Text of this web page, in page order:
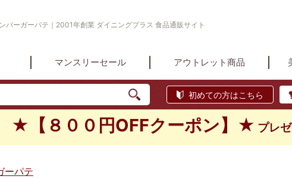
バーガーパテ｜2001年創業 ダイニングプラス 食品通販サイト
マンスリーセール アウトレット商品
初めての方はこちら
★【８００円OFFクーポン】★ プレ
ーパテ